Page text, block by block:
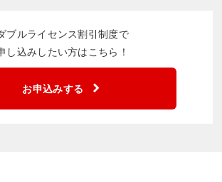
ブルライセンス割引制度で
し込みしたい方はこちら！
お申込みする